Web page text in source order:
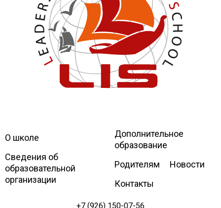
Leaders
International school
О школе
Сведения об
образовательной
организации
Дополнительное
образование
Родителям
Новости
Контакты
+7 (926) 150-07-56